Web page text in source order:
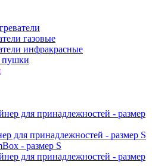
газовые
инфракрасные
пушки
для принадлежностей - размер
для принадлежностей - размер S
- размер S
для принадлежностей - размер